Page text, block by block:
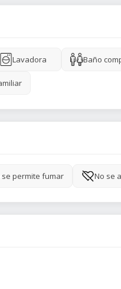
Lavadora Baño
se permite fumar No se